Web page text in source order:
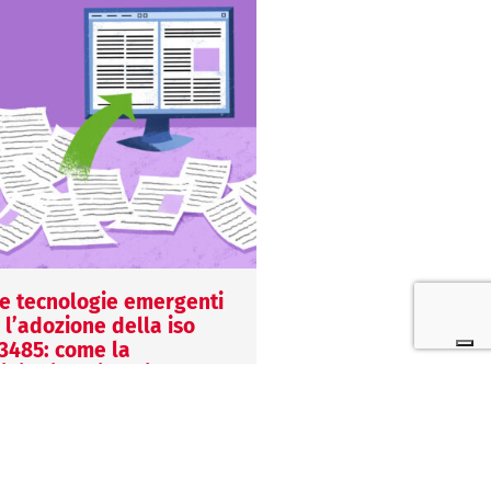
tecnologie emergenti
l’adozione della iso
come la
in un mondo in